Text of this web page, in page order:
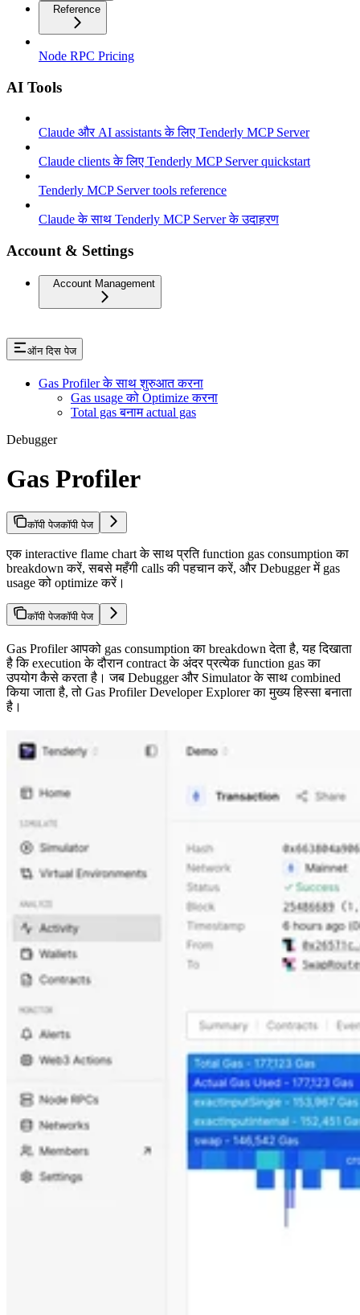
Reference
Node RPC Pricing
AI Tools
Claude और AI assistants के लिए Tenderly MCP Server
Claude clients के लिए Tenderly MCP Server quickstart
Tenderly MCP Server tools reference
Claude के साथ Tenderly MCP Server के उदाहरण
Account & Settings
Account Management
ऑन दिस पेज
Gas Profiler के साथ शुरुआत करना
Gas usage को Optimize करना
Total gas बनाम actual gas
Debugger
Gas Profiler
कॉपी पेजकॉपी पेज
एक interactive flame chart के साथ प्रति function gas consumption का
breakdown करें, सबसे महँगी calls की पहचान करें, और Debugger में gas
usage को optimize करें।
कॉपी पेजकॉपी पेज
Gas Profiler आपको gas consumption का breakdown देता है, यह दिखाता
है कि execution के दौरान contract के अंदर प्रत्येक function gas का
उपयोग कैसे करता है। जब Debugger और Simulator के साथ combined
किया जाता है, तो Gas Profiler Developer Explorer का मुख्य हिस्सा बनाता
है।